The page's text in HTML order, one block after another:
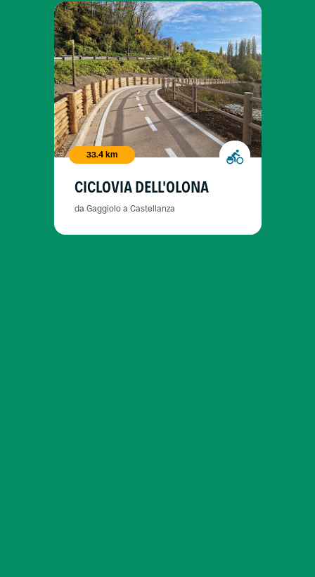
33.4 km
CICLOVIA DELL'OLONA
da Gaggiolo a Castellanza